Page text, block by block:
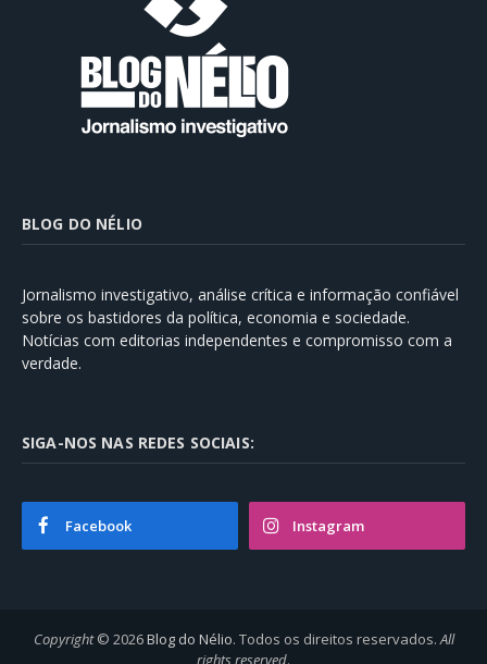
BLOG DO NÉLIO
Jornalismo investigativo, análise crítica e informação confiável
sobre os bastidores da política, economia e sociedade.
Notícias com editorias independentes e compromisso com a
verdade.
SIGA-NOS NAS REDES SOCIAIS:
Facebook Instagram
Copyright© 2026Blog do Nélio. Todos os direitos reservados.All
rights reserved.